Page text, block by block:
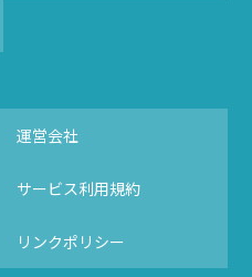
運営会社
サービス利用規約
リンクポリシー